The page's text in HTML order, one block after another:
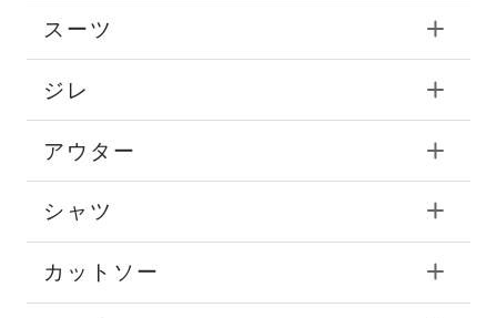
スーツ
ジレ
アウター
シャツ
カットソー